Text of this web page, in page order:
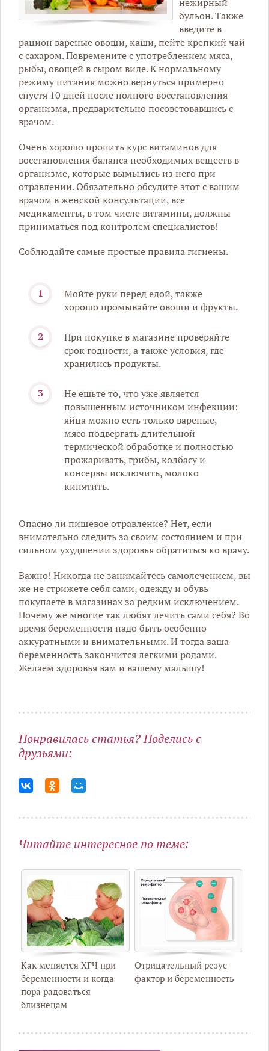
бульон. Также
введите в
рацион вареные овощи, каши, пейте крепкий чай
с сахаром. Повремените с употреблением мяса,
рыбы, овощей в сыром виде. К нормальному
режиму питания можно вернуться примерно
спустя 10 дней после полного восстановления
организма, предварительно посоветовавшись с
врачом.
Очень хорошо пропить курс витаминов для
восстановления баланса необходимых веществ в
организме, которые вымылись из него при
отравлении. Обязательно обсудите этот с вашим
врачом в женской консультации, все
медикаменты, в том числе витамины, должны
приниматься под контролем специалистов!
Соблюдайте самые простые правила гигиены.
Мойте руки перед едой, также
хорошо промывайте овощи и фрукты.
При покупке в магазине проверяйте
срок годности, а также условия, где
хранились продукты.
Не ешьте то, что уже является
повышенным источником инфекции:
яйца можно есть только вареные,
мясо подвергать длительной
термической обработке и полностью
прожаривать, грибы, колбасу и
консервы исключить, молоко
кипятить.
Опасно ли пищевое отравление? Нет, если
внимательно следить за своим состоянием и при
сильном ухудшении здоровья обратиться ко врачу.
Важно! Никогда не занимайтесь самолечением, вы
же не стрижете себя сами, одежду и обувь
покупаете в магазинах за редким исключением.
Почему же многие так любят лечить сами себя? Во
время беременности надо быть особенно
аккуратными и внимательными. И тогда ваша
беременность закончится легкими родами.
Желаем здоровья вам и вашему малышу!
Понравилась статья? Поделись с
друзьями:
Читайте интересное по теме:
Как меняется ХГЧ при
беременности и когда
пора радоваться
близнецам
Отрицательный резус-
фактор и беременность